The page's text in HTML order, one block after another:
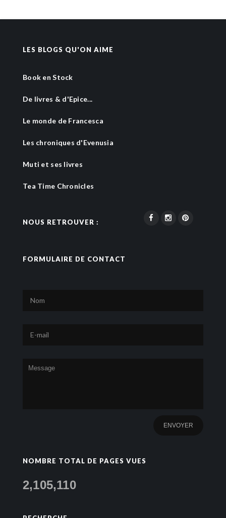
LES BLOGS QU'ON AIME
Book en Stock
De livres & d'Epice...
Le monde de Francesca
Les chroniques d'Evenusia
Muti et ses livres
Tea Time Chronicles
NOUS RETROUVER :
FORMULAIRE DE CONTACT
NOMBRE TOTAL DE PAGES VUES
2,105,110